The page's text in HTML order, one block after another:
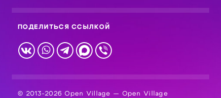
ПОДЕЛИТЬСЯ ССЫЛКОЙ
© 2013-2026 Open Village — Open Village